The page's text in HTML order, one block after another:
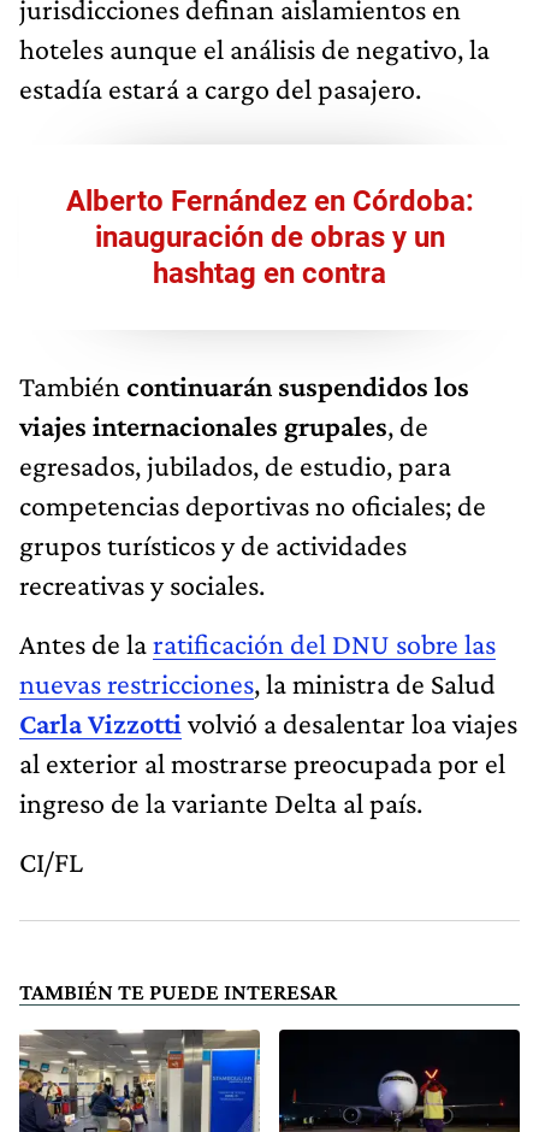
jurisdicciones definan aislamientos en
hoteles aunque el análisis de negativo, la
estadía estará a cargo del pasajero.
Alberto Fernández en Córdoba:
inauguración de obras y un
hashtag en contra
También continuarán suspendidos los
viajes internacionales grupales, de
egresados, jubilados, de estudio, para
competencias deportivas no oficiales; de
grupos turísticos y de actividades
recreativas y sociales.
Antes de laratificación del DNU sobre las
nuevas restricciones, la ministra de Salud
Carla Vizzotti volvió a desalentar loa viajes
al exterior al mostrarse preocupada por el
ingreso de la variante Delta al país.
CI/FL
TAMBIÉN TE PUEDE INTERESAR